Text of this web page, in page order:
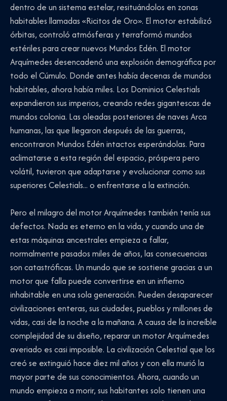
dentro de un sistema estelar, resituándolos en zonas
habitables llamadas «Ricitos de Oro». El motor estabilizó
órbitas, controló atmósferas y terraformó mundos
estériles para crear nuevos Mundos Edén. El motor
Arquímedes desencadenó una explosión demográfica por
todo el Cúmulo. Donde antes había decenas de mundos
habitables, ahora había miles. Los Dominios Celestials
expandieron sus imperios, creando redes gigantescas de
mundos colonia. Las oleadas posteriores de naves Arca
humanas, las que llegaron después de las guerras,
encontraron Mundos Edén intactos esperándolas. Para
aclimatarse a esta región del espacio, próspera pero
volátil, tuvieron que adaptarse y evolucionar como sus
superiores Celestials... o enfrentarse a la extinción.
Pero el milagro del motor Arquímedes también tenía sus
defectos. Nada es eterno en la vida, y cuando una de
estas máquinas ancestrales empieza a fallar,
normalmente pasados miles de años, las consecuencias
son catastróficas. Un mundo que se sostiene gracias a un
motor que falla puede convertirse en un infierno
inhabitable en una sola generación. Pueden desaparecer
civilizaciones enteras, sus ciudades, pueblos y millones de
vidas, casi de la noche a la mañana. A causa de la increíble
complejidad de su diseño, reparar un motor Arquímedes
averiado es casi imposible. La civilización Celestial que los
creó se extinguió hace diez mil años y con ella murió la
mayor parte de sus conocimientos. Ahora, cuando un
mundo empieza a morir, sus habitantes solo tienen una